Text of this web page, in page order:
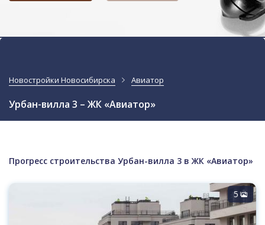
Новостройки Новосибирска Авиатор
Урбан-вилла 3 – ЖК «Авиатор»
Прогресс строительства Урбан-вилла 3 в ЖК «Авиатор»
5